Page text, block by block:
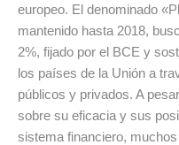
europeo. El denominado
mantenido hasta 2018,
2%, fijado por el BCE y
los países de la Unión a
públicos y privados. A
sobre su eficacia y sus
sistema financiero,